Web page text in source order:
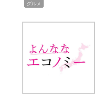
グルメ